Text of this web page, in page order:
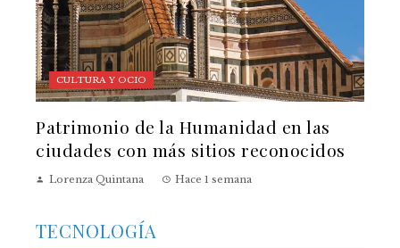
CULTURA Y OCIO
Patrimonio de la Humanidad en las
ciudades con más sitios reconocidos
Lorenza Quintana Hace 1 semana
TECNOLOGÍA